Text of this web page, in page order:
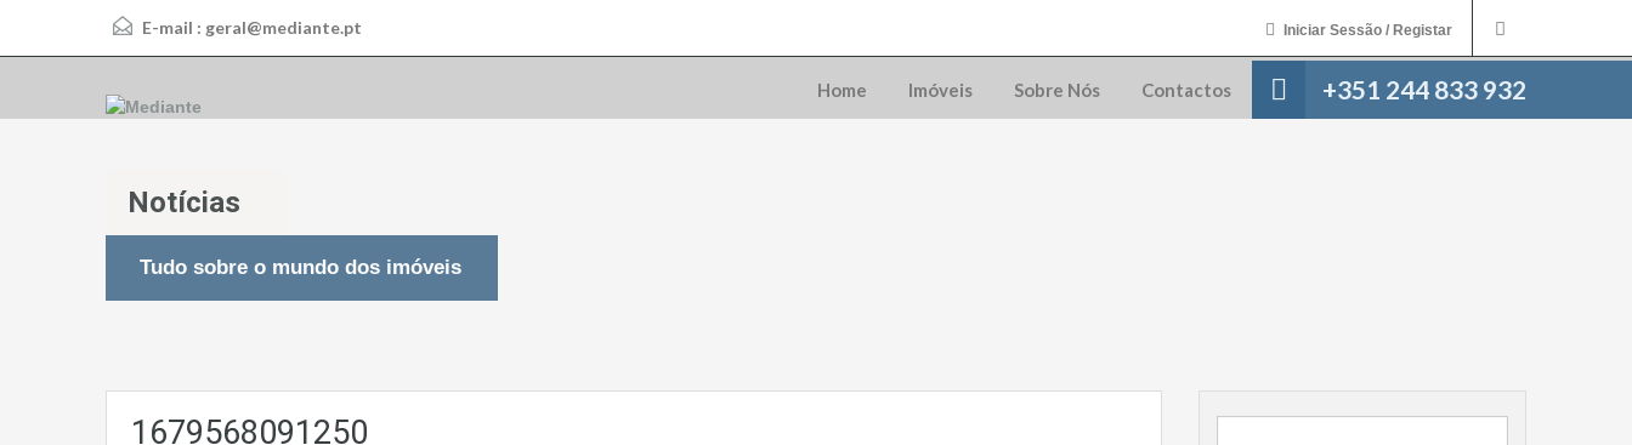
E-mail : geral@mediante.pt Iniciar Sessão / Registar
+351 244 833 932
Home Imóveis Sobre Nós Contactos
Notícias
Tudo sobre o mundo dos imóveis
1679568091250